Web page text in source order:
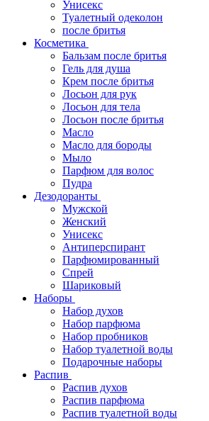
Унисекс
Туалетный одеколон
после бритья
Косметика
Бальзам после бритья
Гель для душа
Крем после бритья
Лосьон для рук
Лосьон для тела
Лосьон после бритья
Масло
Масло для бороды
Мыло
Парфюм для волос
Пудра
Дезодоранты
Мужской
Женский
Унисекс
Антиперспирант
Парфюмированный
Спрей
Шариковый
Наборы
Набор духов
Набор парфюма
Набор пробников
Набор туалетной воды
Подарочные наборы
Распив
Распив духов
Распив парфюма
Распив туалетной воды